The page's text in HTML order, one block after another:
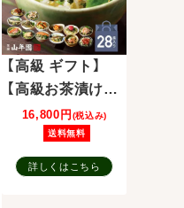
子、炙り鯛、鯖 プ
レゼント 内祝い
お返し 敬老の日
御
【高級 ギフト】
【高級お茶漬けセ
ット】(14種類×2
袋セット)金目
鯛、まぐろ、鰻、
鮭、いわし、磯海
16,800円 (税込み)
送料無料
詳しくはこちら